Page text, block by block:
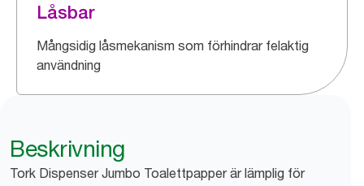
Låsbar
Mångsidig låsmekanism som förhindrar felaktig
användning
Beskrivning
Tork Dispenser Jumbo Toalettpapper är lämplig för